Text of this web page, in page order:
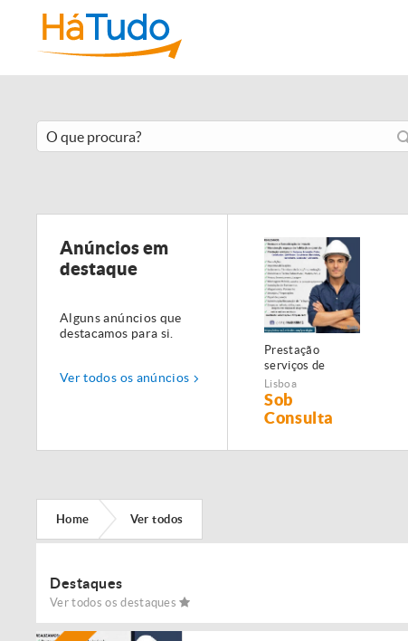
Anúncios em
destaque
Alguns anúncios que
destacamos para si.
Ver todos os anúncios
Prestação
serviços de
Manutenção,
Restauro e
Remodelação de
imóveis!
Lisboa
Sob
Consulta
Home Ver todos
Destaques
Ver todos os destaques